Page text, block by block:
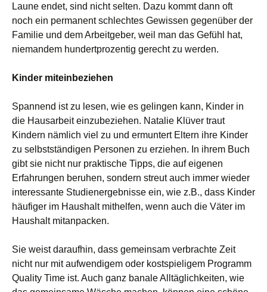
Laune endet, sind nicht selten. Dazu kommt dann oft
noch ein permanent schlechtes Gewissen gegenüber der
Familie und dem Arbeitgeber, weil man das Gefühl hat,
niemandem hundertprozentig gerecht zu werden.
Kinder miteinbeziehen
Spannend ist zu lesen, wie es gelingen kann, Kinder in
die Hausarbeit einzubeziehen. Natalie Klüver traut
Kindern nämlich viel zu und ermuntert Eltern ihre Kinder
zu selbstständigen Personen zu erziehen. In ihrem Buch
gibt sie nicht nur praktische Tipps, die auf eigenen
Erfahrungen beruhen, sondern streut auch immer wieder
interessante Studienergebnisse ein, wie z.B., dass Kinder
häufiger im Haushalt mithelfen, wenn auch die Väter im
Haushalt mitanpacken.
Sie weist daraufhin, dass gemeinsam verbrachte Zeit
nicht nur mit aufwendigem oder kostspieligem Programm
Quality Time ist. Auch ganz banale Alltäglichkeiten, wie